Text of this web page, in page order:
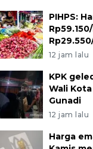
PIHPS:
12 jam lalu
KPK
Wali
Gunadi
12 jam lalu
Harga